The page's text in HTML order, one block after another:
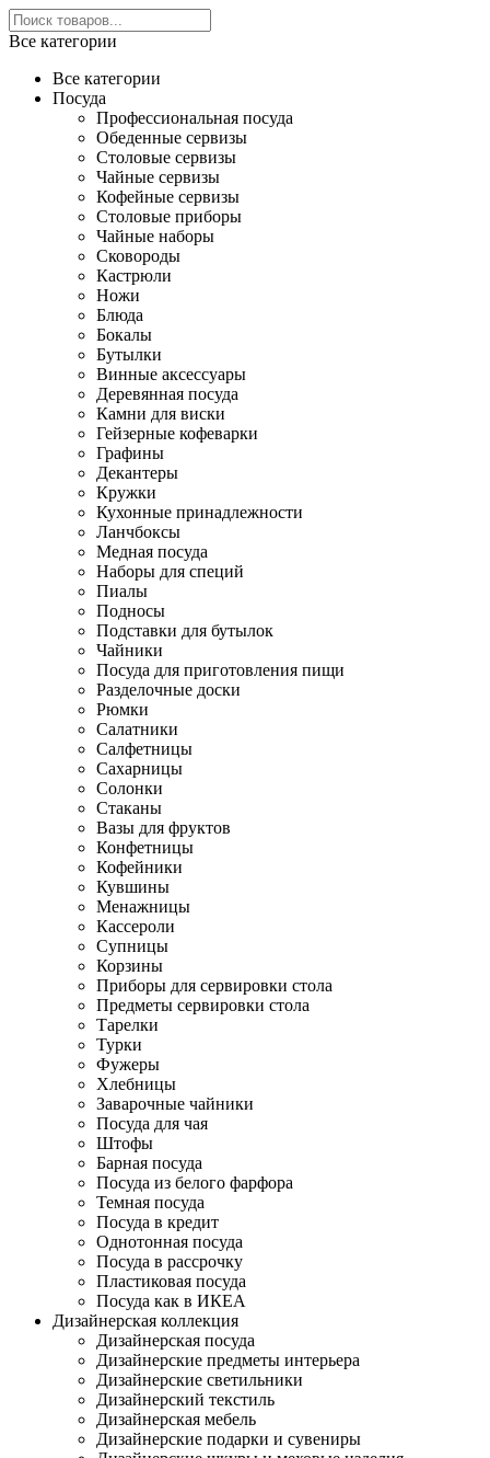
Все категории
Все категории
Посуда
Профессиональная посуда
Обеденные сервизы
Столовые сервизы
Чайные сервизы
Кофейные сервизы
Столовые приборы
Чайные наборы
Сковороды
Кастрюли
Ножи
Блюда
Бокалы
Бутылки
Винные аксессуары
Деревянная посуда
Камни для виски
Гейзерные кофеварки
Графины
Декантеры
Кружки
Кухонные принадлежности
Ланчбоксы
Медная посуда
Наборы для специй
Пиалы
Подносы
Подставки для бутылок
Чайники
Посуда для приготовления пищи
Разделочные доски
Рюмки
Салатники
Салфетницы
Сахарницы
Солонки
Стаканы
Вазы для фруктов
Конфетницы
Кофейники
Кувшины
Менажницы
Кассероли
Супницы
Корзины
Приборы для сервировки стола
Предметы сервировки стола
Тарелки
Турки
Фужеры
Хлебницы
Заварочные чайники
Посуда для чая
Штофы
Барная посуда
Посуда из белого фарфора
Темная посуда
Посуда в кредит
Однотонная посуда
Посуда в рассрочку
Пластиковая посуда
Посуда как в ИКЕА
Дизайнерская коллекция
Дизайнерская посуда
Дизайнерские предметы интерьера
Дизайнерские светильники
Дизайнерский текстиль
Дизайнерская мебель
Дизайнерские подарки и сувениры